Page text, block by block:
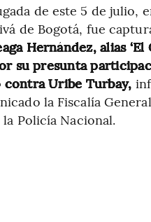
de este 5 de julio,
de Bogotá, fue
Hernández, alias ‘El
su presunta
contra Uribe Turbay,
la Fiscalía
Policía Nacional.